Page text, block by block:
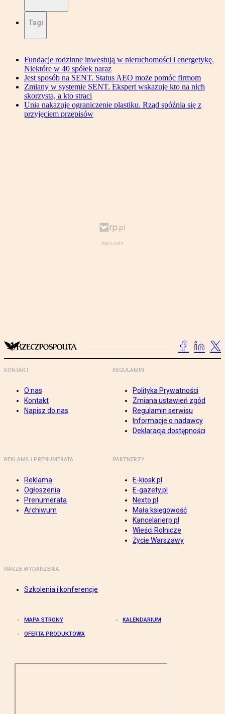
Tagi
Fundacje rodzinne inwestują w nieruchomości i energetykę.
Niektóre w 40 spółek naraz
Jest sposób na SENT. Status AEO może pomóc firmom
Zmiany w systemie SENT. Ekspert wskazuje kto na nich
skorzysta, a kto straci
Unia nakazuje ograniczenie plastiku. Rząd spóźnia się z
przyjęciem przepisów
KONTAKT
O nas
Kontakt
Napisz do nas
REGULAMIN
Polityka Prywatności
Zmiana ustawień zgód
Regulamin serwisu
Informacje o nadawcy
Deklaracja dostępności
REKLAMA I PRENUMERATA
Reklama
Ogłoszenia
Prenumerata
Archiwum
PARTNERZY
E-kiosk.pl
E-gazety.pl
Nexto.pl
Mała księgowość
Kancelarierp.pl
Wieści Rolnicze
Życie Warszawy
NASZE WYDARZENIA
Szkolenia i konferencje
MAPA STRONY KALENDARIUM
OFERTA PRODUKTOWA